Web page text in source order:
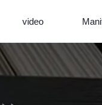
video